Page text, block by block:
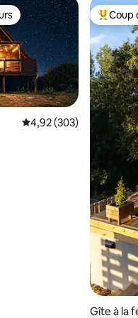
les plus appréciés
Évaluation moyenne
4,92 (303)
Coups
Coup
Gîte à la